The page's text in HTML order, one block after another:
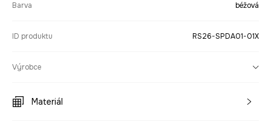
Barva béžová
ID produktu RS26-SPDA01-01X
Výrobce
Materiál